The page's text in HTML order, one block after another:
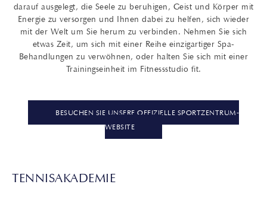
darauf ausgelegt, die Seele zu beruhigen, Geist und Körper mit
Energie zu versorgen und Ihnen dabei zu helfen, sich wieder
mit der Welt um Sie herum zu verbinden. Nehmen Sie sich
etwas Zeit, um sich mit einer Reihe einzigartiger Spa-
Behandlungen zu verwöhnen, oder halten Sie sich mit einer
Trainingseinheit im Fitnessstudio fit.
BESUCHEN SIE UNSERE OFFIZIELLE SPORTZENTRUM-
WEBSITE
TENNISAKADEMIE